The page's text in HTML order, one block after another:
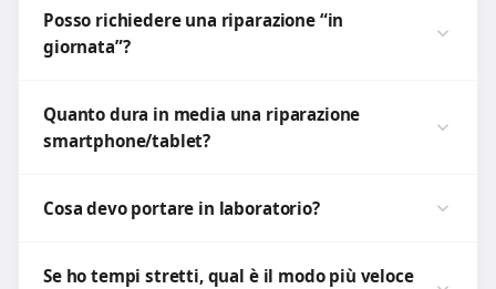
Posso richiedere una riparazione “in
giornata”?
Quanto dura in media una riparazione
smartphone/tablet?
Cosa devo portare in laboratorio?
Se ho tempi stretti, qual è il modo più veloce